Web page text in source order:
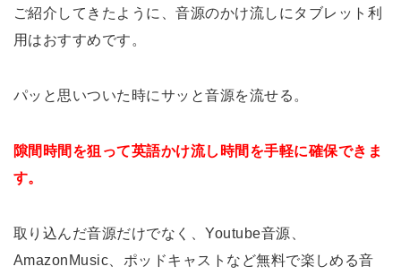
ご紹介してきたように、音源のかけ流しにタブレット利
用はおすすめです。
パッと思いついた時にサッと音源を流せる。
隙間時間を狙って英語かけ流し時間を手軽に確保できま
す。
取り込んだ音源だけでなく、Youtube音源、
AmazonMusic、ポッドキャストなど無料で楽しめる音